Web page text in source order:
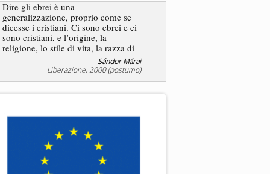
Dire gli ebrei è una
generalizzazione, proprio come se
dicesse i cristiani. Ci sono ebrei e ci
sono cristiani, e l’origine, la
religione, lo stile di vita, la razza di
sicuro comportano tanti tratti...
—Sándor Márai
Liberazione, 2000 (postumo)